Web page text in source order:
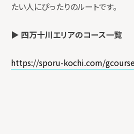
たい人にぴったりのルートです。
▶ 四万十川エリアのコース一覧
https://sporu-kochi.com/